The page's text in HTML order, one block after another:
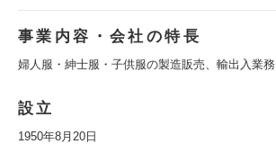
事業内容・会社の特長
婦人服・紳士服・子供服の製造販売、輸出入業務
設立
1950年8月20日